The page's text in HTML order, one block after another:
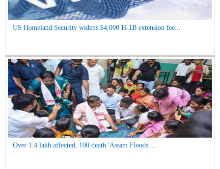
US Homeland Security widens $4,000 H-1B extension fee...
Over 1.4 lakh affected, 100 death 'Assam Floods'...